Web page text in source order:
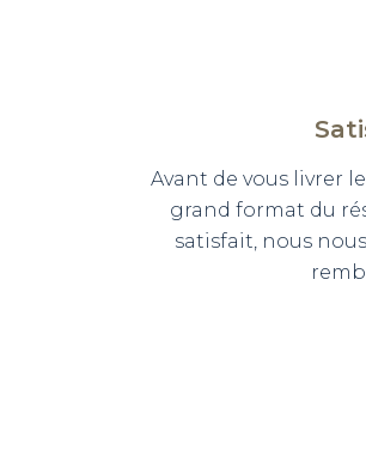
Avant de vous livrer
grand format du
satisfait, nous